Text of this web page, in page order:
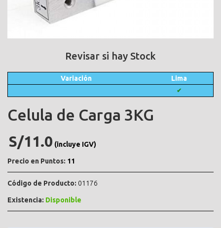
Revisar si hay Stock
Variación Lima
✔
Celula de Carga 3KG
S/11.0 (incluye IGV)
Precio en Puntos: 11
Código de Producto: 01176
Existencia: Disponible